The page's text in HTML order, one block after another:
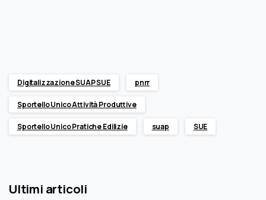
Digitalizzazione SUAP SUE pnrr
Sportello Unico Attività Produttive
Sportello Unico Pratiche Edilizie suap SUE
Ultimi articoli